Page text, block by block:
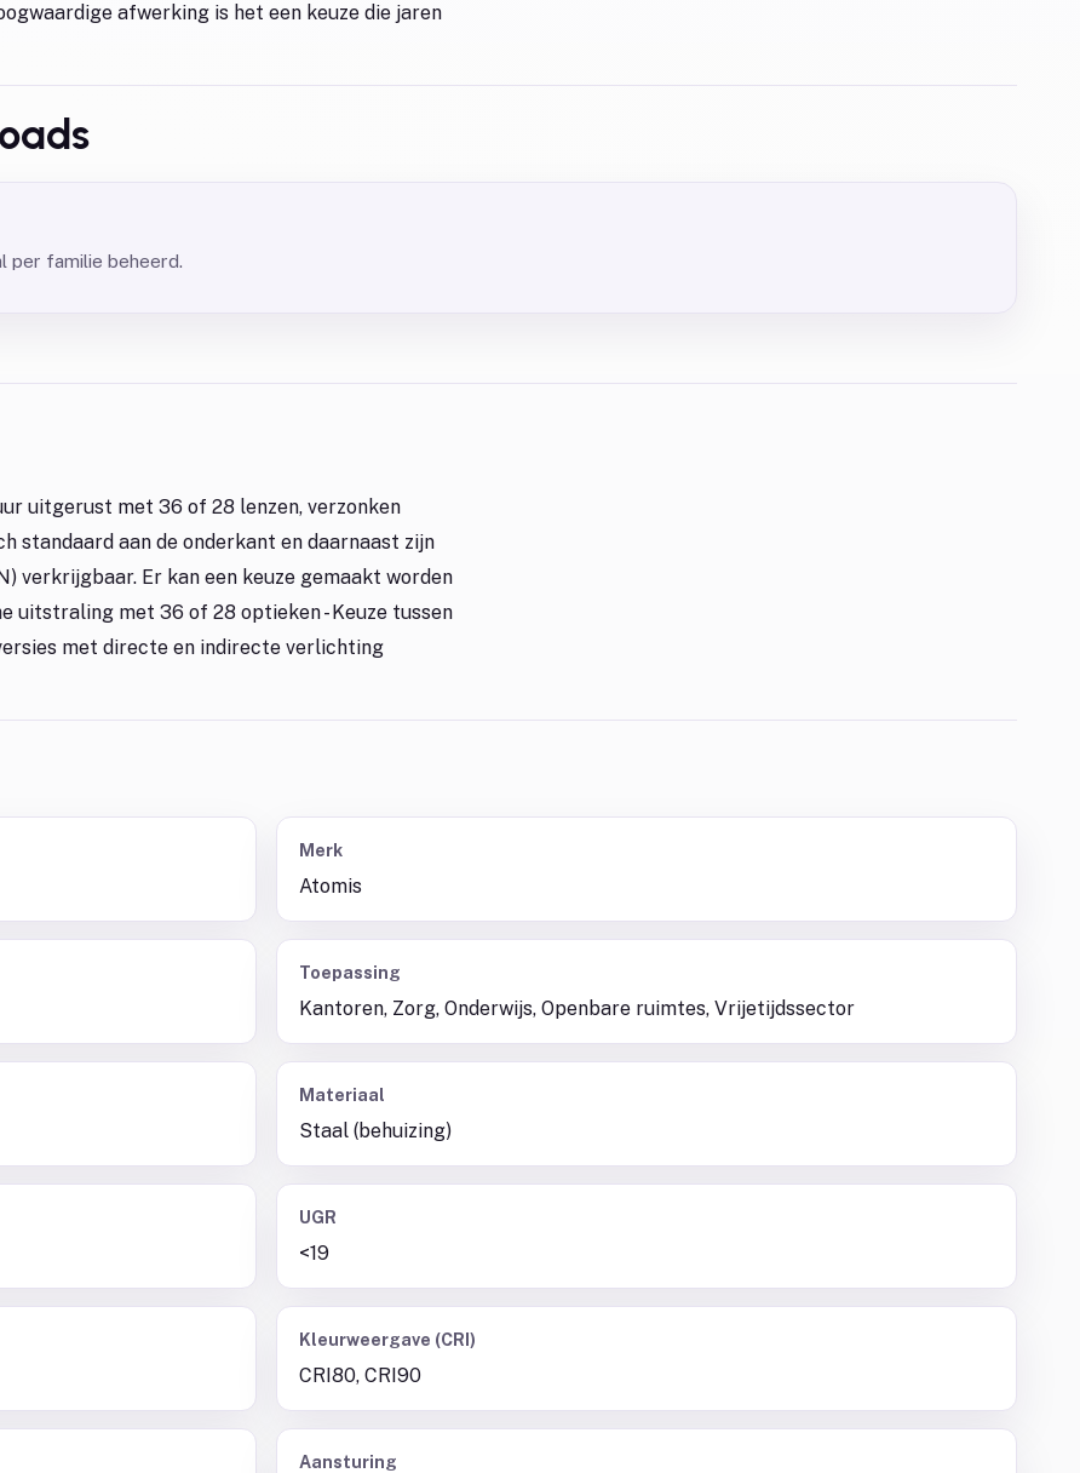
afwerking is het een keuze die jaren
per familie beheerd.
uitgerust met 36 of 28 lenzen, verzonken
standaard aan de onderkant en daarnaast zijn
verkrijgbaar. Er kan een keuze gemaakt worden
uitstraling met 36 of 28 optieken - Keuze tussen
versies met directe en indirecte verlichting
Merk
Atomis
Toepassing
Kantoren, Zorg, Onderwijs, Openbare ruimtes, Vrijetijdssector
Materiaal
Staal (behuizing)
UGR
<19
Kleurweergave (CRI)
CRI80, CRI90
Aansturing